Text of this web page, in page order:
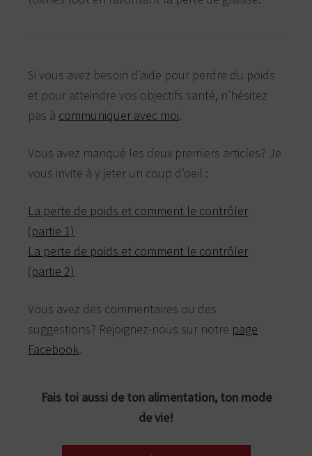
Si vous avez besoin d’aide pour perdre du poids
et pour atteindre vos objectifs santé, n’hésitez
pas à communiquer avec moi.
Vous avez manqué les deux premiers articles? Je
vous invite à y jeter un coup d’oeil :
La perte de poids et comment le contrôler
(partie 1)
La perte de poids et comment le contrôler
(partie 2)
Vous avez des commentaires ou des
suggestions? Rejoignez-nous sur notre page
Facebook.
Fais toi aussi de ton alimentation, ton mode
de vie!